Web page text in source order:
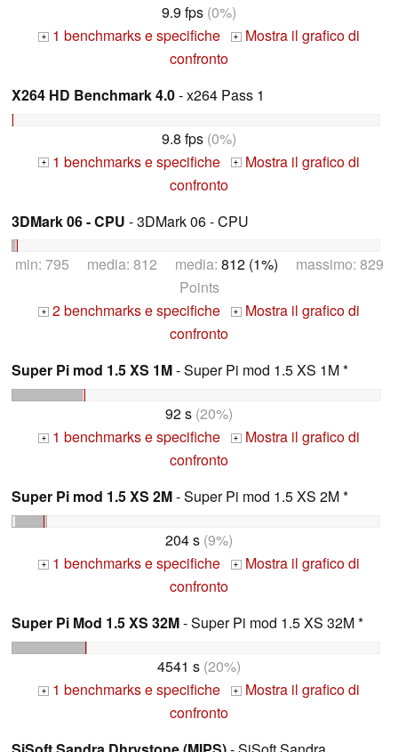
9.9 fps (0%)
+ 1 benchmarks e specifiche + Mostra il grafico di
confronto
X264 HD Benchmark 4.0- x264 Pass 1
9.8 fps (0%)
+ 1 benchmarks e specifiche + Mostra il grafico di
confronto
3DMark 06 - CPU - 3DMark 06 - CPU
min: 795 media: 812 media: 812 (1%) massimo: 829
Points
+ 2 benchmarks e specifiche + Mostra il grafico di
confronto
Super Pi mod 1.5 XS 1M- Super Pi mod 1.5 XS 1M *
92 s (20%)
+ 1 benchmarks e specifiche + Mostra il grafico di
confronto
Super Pi mod 1.5 XS 2M- Super Pi mod 1.5 XS 2M *
204 s (9%)
+ 1 benchmarks e specifiche + Mostra il grafico di
confronto
Super Pi Mod 1.5 XS 32M- Super Pi mod 1.5 XS 32M *
4541 s (20%)
+ 1 benchmarks e specifiche + Mostra il grafico di
confronto